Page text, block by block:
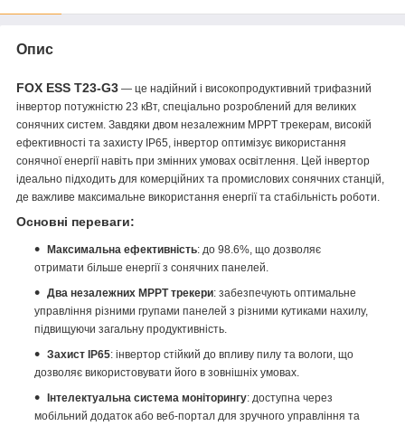
Опис
FOX ESS T23-G3 — це надійний і високопродуктивний трифазний
інвертор потужністю 23 кВт, спеціально розроблений для великих
сонячних систем. Завдяки двом незалежним MPPT трекерам, високій
ефективності та захисту IP65, інвертор оптимізує використання
сонячної енергії навіть при змінних умовах освітлення. Цей інвертор
ідеально підходить для комерційних та промислових сонячних станцій,
де важливе максимальне використання енергії та стабільність роботи.
Основні переваги:
Максимальна ефективність: до 98.6%, що дозволяє
отримати більше енергії з сонячних панелей.
Два незалежних MPPT трекери: забезпечують оптимальне
управління різними групами панелей з різними кутиками нахилу,
підвищуючи загальну продуктивність.
Захист IP65: інвертор стійкий до впливу пилу та вологи, що
дозволяє використовувати його в зовнішніх умовах.
Інтелектуальна система моніторингу: доступна через
мобільний додаток або веб-портал для зручного управління та